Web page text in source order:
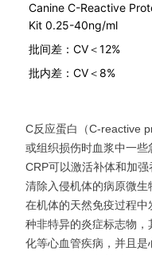
Canine C-Reactive
Kit 0.25-40ng/ml
批间差：CV＜12%
批内差：CV＜8%
C反应蛋白（C-reactive
或组织损伤时血浆中一些
CRP可以激活补体和加
清除入侵机体的病原微生
在机体的天然免疫过程
种非特异的炎症标志物
化等心血管疾病，并且